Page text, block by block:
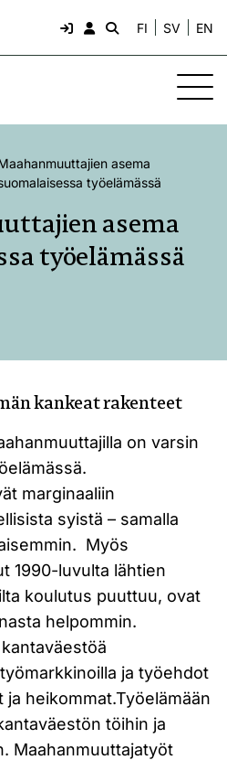
FI SV EN
asema
työelämässä
asema
työelämässä
kankeat rakenteet
on varsin
marginaaliin
syistä – samalla
Myös
1990-luvulta lähtien
koulutus puuttuu, ovat
helpommin.
ja työehdot
heikommat.Työelämään
töihin ja
Maahanmuuttajatyöt